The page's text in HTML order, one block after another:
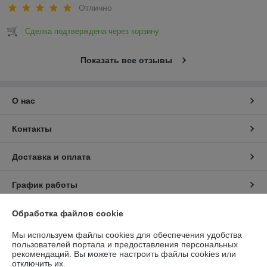
Отлично
Сделка подтверждена через корзину
Показать все отзывы
О нас
Контакты
Доставка и оплата
График работы
Полная версия сайта
Политика обработки cookies
Обработка файлов cookie
Мы используем файлы cookies для обеспечения удобства
пользователей портала и предоставления персональных
рекомендаций. Вы можете настроить файлы cookies или
отключить их.